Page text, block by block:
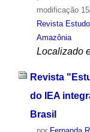
modificação
Revista
Amazônia
Localizado
Revista
do IEA
Brasil